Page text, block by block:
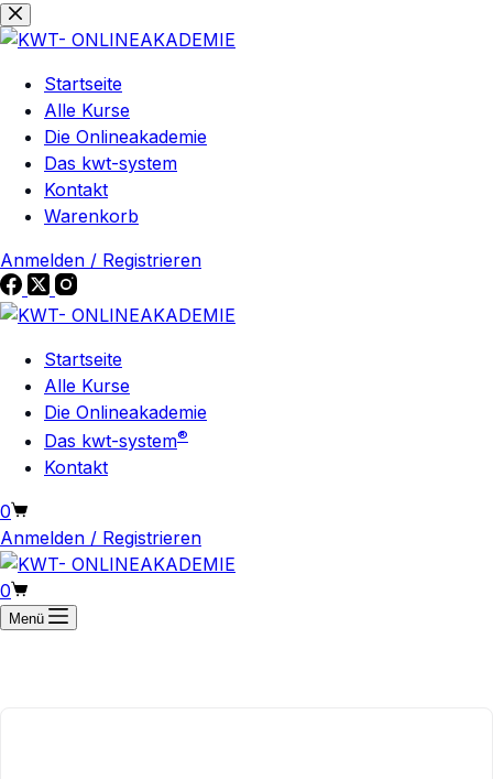
Zum
Inhalt
Zum
Inhalt
Startseite
Alle Kurse
Die Onlineakademie
Das kwt-system
Kontakt
Warenkorb
Anmelden / Registrieren
Startseite
Alle Kurse
Die Onlineakademie
Das kwt-system®
Kontakt
Warenkorb
0
Anmelden / Registrieren
Warenkorb
0
Menü